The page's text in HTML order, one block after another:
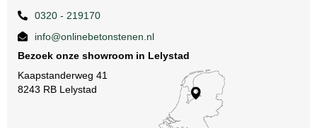
0320 - 219170
info@onlinebetonstenen.nl
Bezoek onze showroom in Lelystad
Kaapstanderweg 41
8243 RB Lelystad